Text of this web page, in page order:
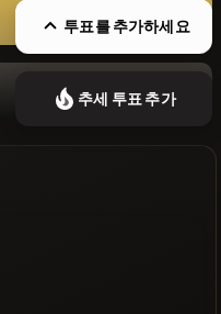
투표를 추가하세요
추세 투표 추가